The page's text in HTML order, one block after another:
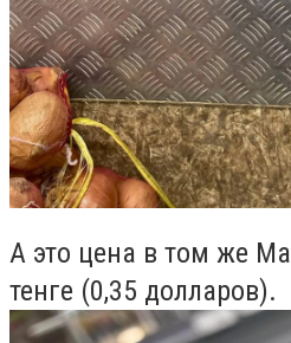
А это цена в том же
тенге (0,35 долларов).